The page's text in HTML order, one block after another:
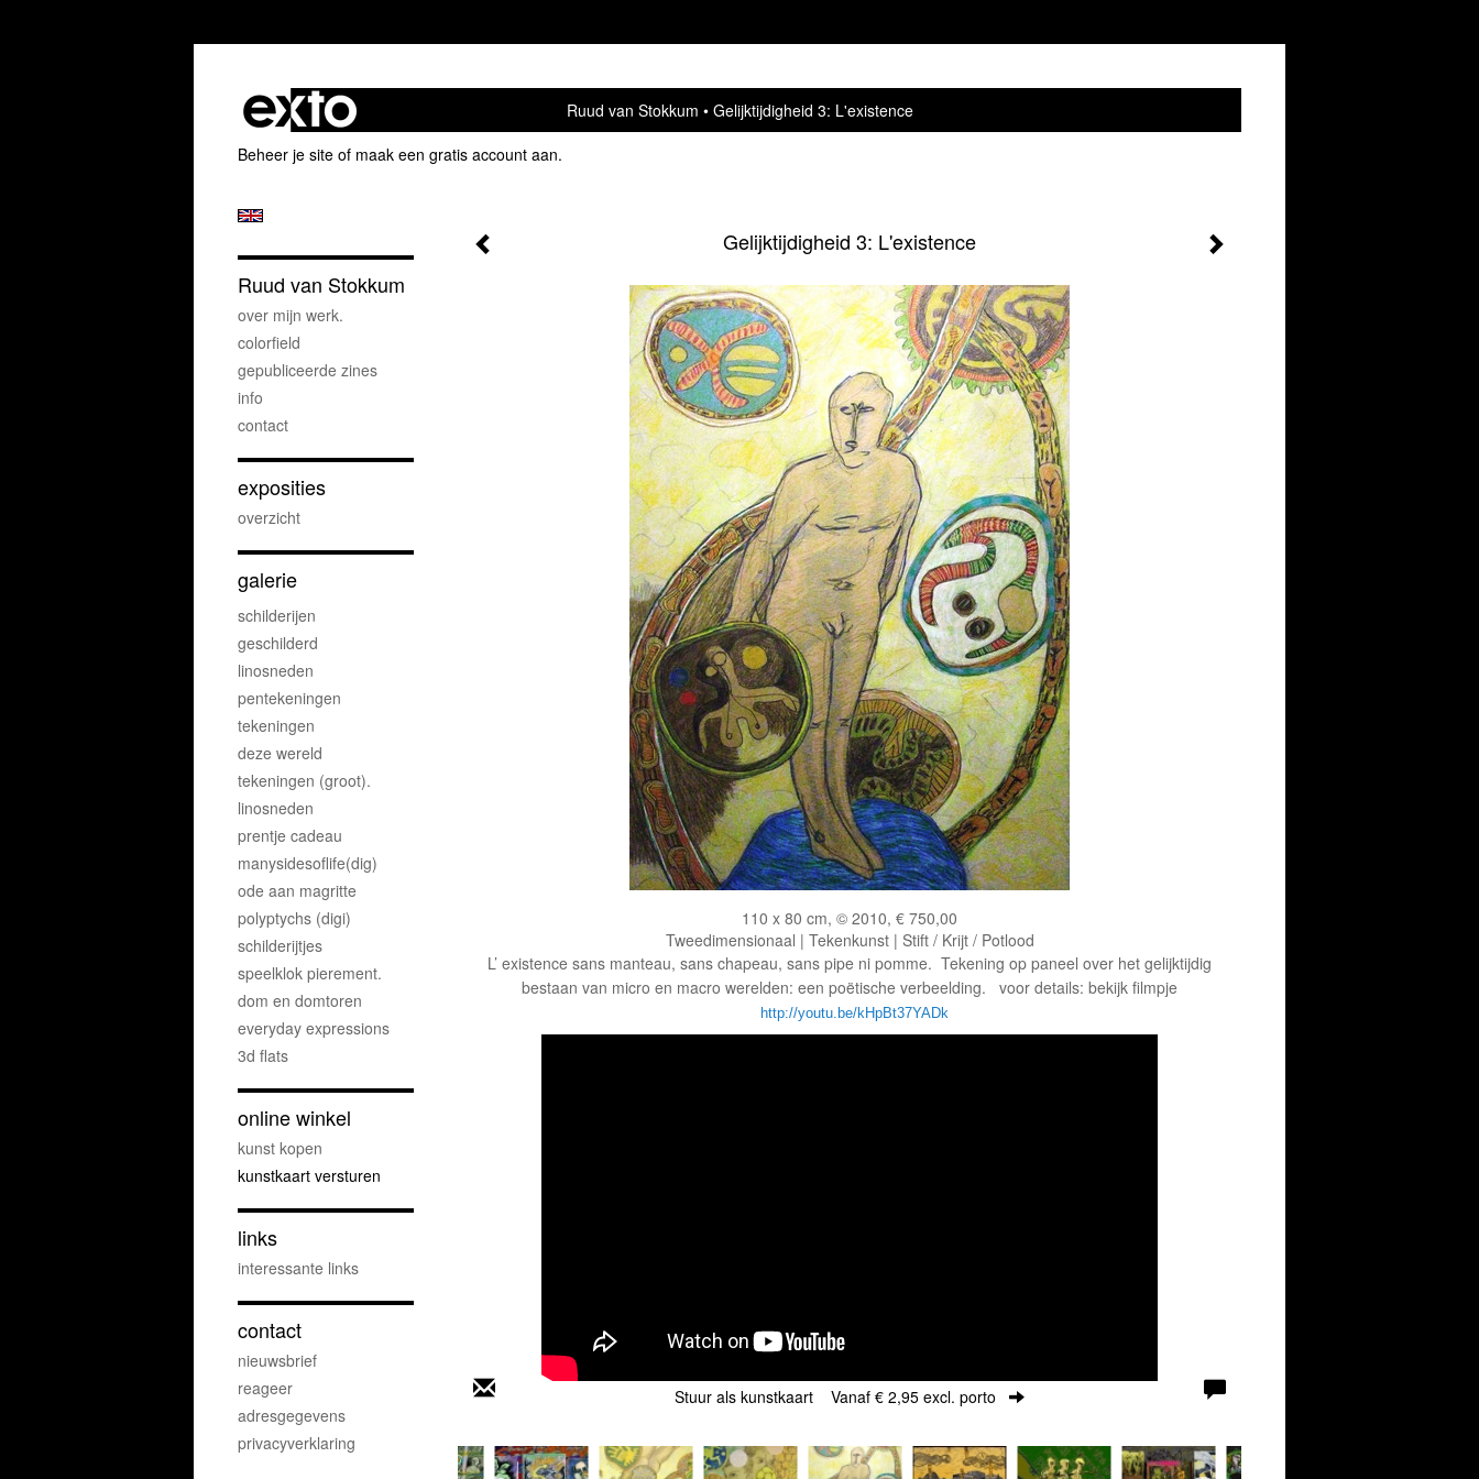
Ruud van Stokkum
Gelijktijdigheid 3: L'existence
Beheer je site of maak een gratis account aan.
Gelijktijdigheid 3: L'existence
110 x 80 cm, © 2010, € 750,00
Tweedimensionaal | Tekenkunst | Stift / Krijt / Potlood
L’ existence sans manteau, sans chapeau, sans pipe ni pomme. Tekening op paneel over het gelijktijdig
bestaan van micro en macro werelden: een poëtische verbeelding.
voor details: bekijk filmpje
http://youtu.be/kHpBt37YADk
Stuur als kunstkaart Vanaf € 2,95 excl. porto
Ruud van Stokkum
over mijn werk.
colorfield
gepubliceerde zines
info
contact
exposities
overzicht
galerie
schilderijen
geschilderd
linosneden
pentekeningen
tekeningen
deze wereld
tekeningen (groot).
linosneden
prentje cadeau
manysidesoflife(dig)
ode aan magritte
polyptychs (digi)
schilderijtjes
speelklok pierement.
dom en domtoren
everyday expressions
3d flats
online winkel
kunst kopen
kunstkaart versturen
links
interessante links
contact
nieuwsbrief
reageer
adresgegevens
privacyverklaring